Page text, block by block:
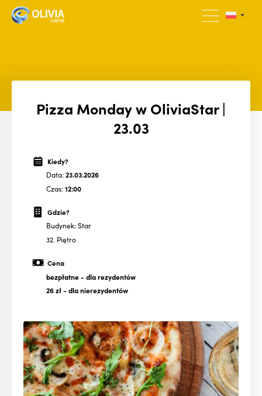
Pizza Monday w OliviaStar |
23.03
Kiedy?
Data:23.03.2026
Czas:12:00
Gdzie?
Budynek: Star
32. Piętro
Cena
bezpłatne- dla rezydentów
26 zł- dla nierezydentów